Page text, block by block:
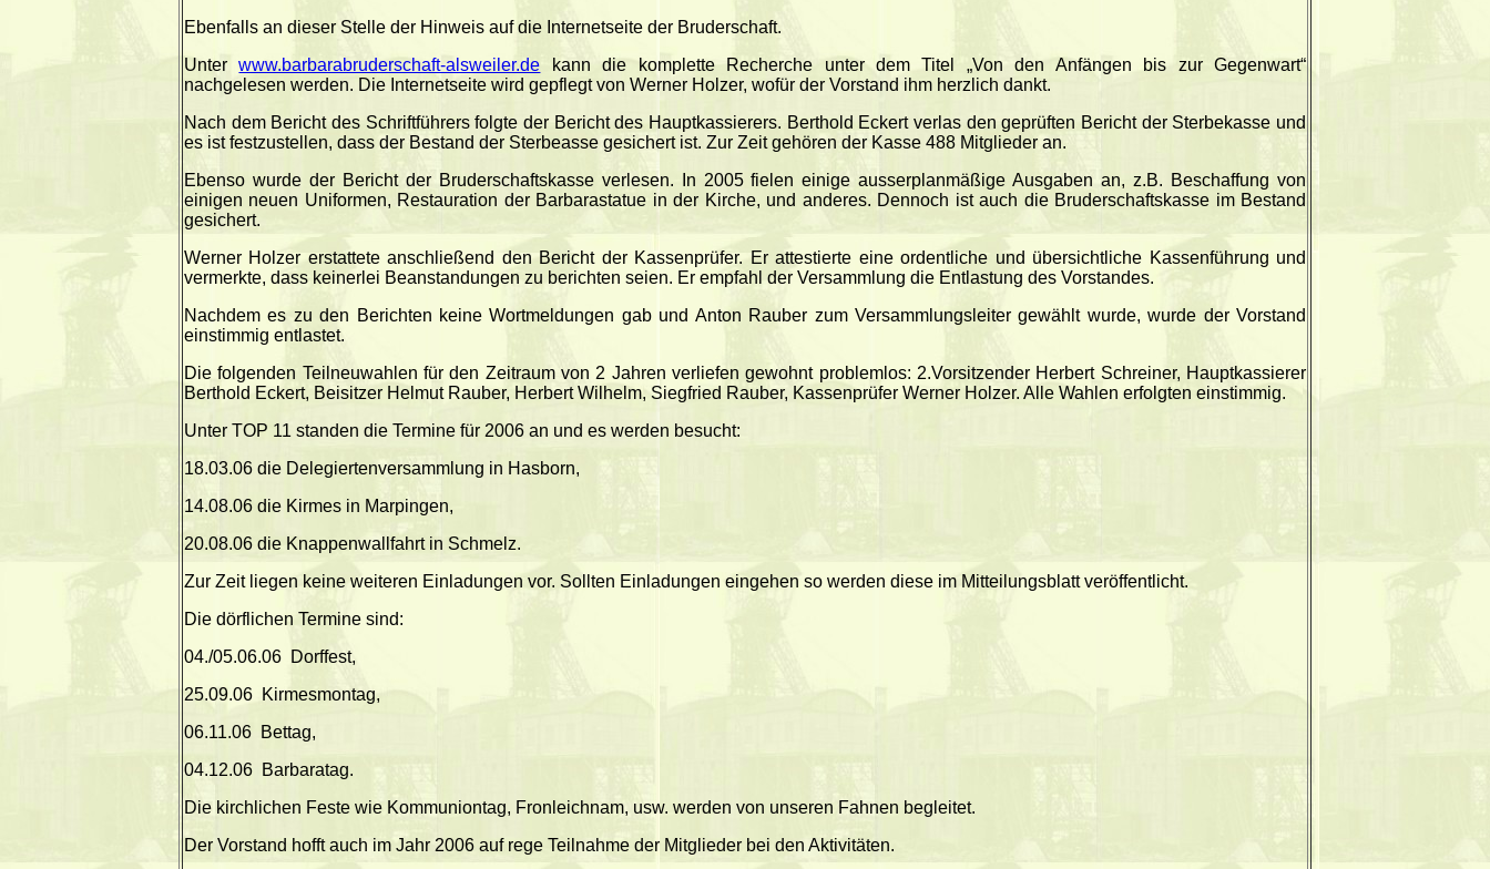
Ebenfalls an dieser Stelle der Hinweis auf die Internetseite der Bruderschaft.
Unterwww.barbarabruderschaft-alsweiler.de
kann die komplette Recherche unter dem Titel „Von den Anfängen bis zur Gegenwart“
nachgelesen werden. Die Internetseite wird gepflegt von Werner Holzer, wofür der Vorstand ihm herzlich dankt.
Nach dem Bericht des Schriftführers folgte der Bericht des Hauptkassierers. Berthold Eckert verlas den geprüften Bericht der Sterbekasse und
es ist festzustellen, dass der Bestand der Sterbeasse gesichert ist. Zur Zeit gehören der Kasse 488 Mitglieder an.
Ebenso wurde der Bericht der Bruderschaftskasse verlesen. In 2005 fielen einige ausserplanmäßige Ausgaben an, z.B. Beschaffung von
einigen neuen Uniformen, Restauration der Barbarastatue in der Kirche, und anderes. Dennoch ist auch die Bruderschaftskasse im Bestand
gesichert.
Werner Holzer erstattete anschließend den Bericht der Kassenprüfer. Er attestierte eine ordentliche und übersichtliche Kassenführung und
vermerkte, dass keinerlei Beanstandungen zu berichten seien. Er empfahl der Versammlung die Entlastung des Vorstandes.
Nachdem es zu den Berichten keine Wortmeldungen gab und Anton Rauber zum Versammlungsleiter gewählt wurde, wurde der Vorstand
einstimmig entlastet.
Die folgenden Teilneuwahlen für den Zeitraum von 2 Jahren verliefen gewohnt problemlos: 2.Vorsitzender Herbert Schreiner, Hauptkassierer
Berthold Eckert, Beisitzer Helmut Rauber, Herbert Wilhelm, Siegfried Rauber, Kassenprüfer Werner Holzer. Alle Wahlen erfolgten einstimmig.
Unter TOP 11 standen die Termine für 2006 an und es werden besucht:
18.03.06 die Delegiertenversammlung in Hasborn,
14.08.06 die Kirmes in Marpingen,
20.08.06 die Knappenwallfahrt in Schmelz.
Zur Zeit liegen keine weiteren Einladungen vor. Sollten Einladungen eingehen so werden diese im Mitteilungsblatt veröffentlicht.
Die dörflichen Termine sind:
04./05.06.06 Dorffest,
25.09.06 Kirmesmontag,
06.11.06 Bettag,
04.12.06 Barbaratag.
Die kirchlichen Feste wie Kommuniontag, Fronleichnam, usw. werden von unseren Fahnen begleitet.
Der Vorstand hofft auch im Jahr 2006 auf rege Teilnahme der Mitglieder bei den Aktivitäten.